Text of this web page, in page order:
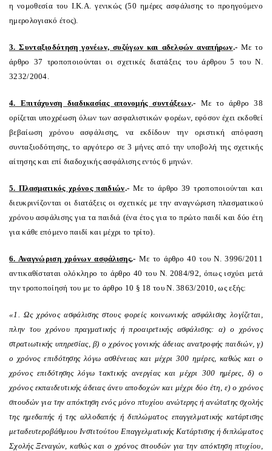
η νομοθεσία του Ι.Κ.Α. γενικώς (50 ημέρες ασφάλισης το προηγούμενο
ημερολογιακό έτος).
3. Συνταξιοδότηση γονέων, συζύγων και αδελφών αναπήρων.-Με το
άρθρο 37 τροποποιούνται οι σχετικές διατάξεις του άρθρου 5 του Ν.
3232/2004.
4. Επιτάχυνση διαδικασίας απονομής συντάξεων.- Με το άρθρο 38
ορίζεται υποχρέωση όλων των ασφαλιστικών φορέων, εφόσον έχει εκδοθεί
βεβαίωση χρόνου ασφάλισης, να εκδίδουν την οριστική απόφαση
συνταξιοδότησης, το αργότερο σε 3 μήνες από την υποβολή της σχετικής
αίτησης και επί διαδοχικής ασφάλισης εντός 6 μηνών.
5. Πλασματικός χρόνος παιδιών.- Με το άρθρο 39 τροποποιούνται και
διευκρινίζονται οι διατάξεις οι σχετικές με την αναγνώριση πλασματικού
χρόνου ασφάλισης για τα παιδιά (ένα έτος για το πρώτο παιδί και δύο έτη
για κάθε επόμενο παιδί και μέχρι το τρίτο).
6. Αναγνώριση χρόνων ασφάλισης.- Με το άρθρο 40 του Ν. 3996/2011
αντικαθίσταται ολόκληρο το άρθρο 40 του Ν. 2084/92, όπως ισχύει μετά
την τροποποίησή του με το άρθρο 10 § 18 του Ν. 3863/2010, ως εξής:
«1. Ως χρόνος ασφάλισης στους φορείς κοινωνικής ασφάλισης λογίζεται,
πλην του χρόνου πραγματικής ή προαιρετικής ασφάλισης: α) ο χρόνος
στρατιωτικής υπηρεσίας, β) ο χρόνος γονικής άδειας ανατροφής παιδιών, γ)
ο χρόνος επιδότησης λόγω ασθένειας και μέχρι 300 ημέρες, καθώς και ο
χρόνος επιδότησης λόγω τακτικής ανεργίας και μέχρι 300 ημέρες, δ) ο
χρόνος εκπαιδευτικής άδειας άνευ αποδοχών και μέχρι δύο έτη, ε) ο χρόνος
σπουδών για την απόκτηση ενός μόνο πτυχίου ανώτερης ή ανώτατης σχολής
της ημεδαπής ή της αλλοδαπής ή διπλώματος επαγγελματικής κατάρτισης
μεταδευτεροβάθμιου Ινστιτούτου Επαγγελματικής Κατάρτισης ή διπλώματος
Σχολής Ξεναγών, καθώς και ο χρόνος σπουδών για την απόκτηση πτυχίου,